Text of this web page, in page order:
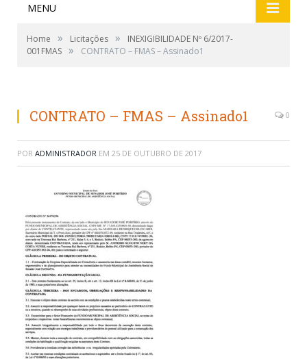
MENU
Home » Licitações »
INEXIGIBILIDADE Nº 6/2017-
001FMAS » CONTRATO – FMAS – Assinado1
CONTRATO – FMAS – Assinado1 0
POR ADMINISTRADOR EM 25 DE OUTUBRO DE 2017